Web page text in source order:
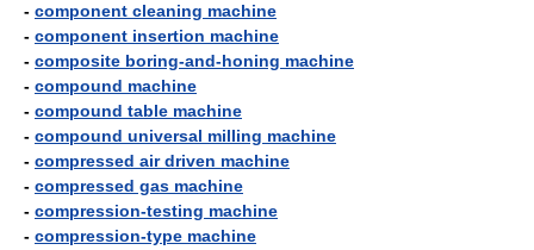
- component cleaning machine
- component insertion machine
- composite boring-and-honing machine
- compound machine
- compound table machine
- compound universal milling machine
- compressed air driven machine
- compressed gas machine
- compression-testing machine
- compression-type machine